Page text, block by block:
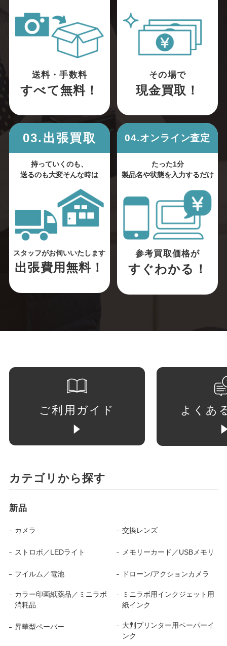
送料・手数料
すべて無料！
その場で
現金買取！
03.出張買取
持っていくのも、
送るのも大変そんな時は
スタッフがお伺いいたします
出張費用無料！
04.オンライン査定
たった1分
製品名や状態を入力するだけ
参考買取価格が
すぐわかる！
ご利用ガイド よくあ
カテゴリから探す
新品
カメラ 交換レンズ
ストロボ／LEDライト メモリーカード／USBメモリ
フイルム／電池 ドローン/アクションカメラ
カラー印画紙薬品／ミニラボ
消耗品
ミニラボ用インクジェット用
紙インク
昇華型ペーパー
大判プリンター用ペーパーイ
ンク